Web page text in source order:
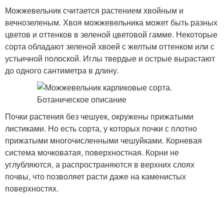
Можжевельник считается растением хвойным и
вечнозеленым. Хвоя можжевельника может быть разных
цветов и оттенков в зеленой цветовой гамме. Некоторые
сорта обладают зеленой хвоей с желтым оттенком или с
устьичной полоской. Иглы твердые и острые вырастают
до одного сантиметра в длину.
Почки растения без чешуек, окружены прижатыми
листиками. Но есть сорта, у которых почки с плотно
прижатыми многочисленными чешуйками. Корневая
система мочковатая, поверхностная. Корни не
углубляются, а распространяются в верхних слоях
почвы, что позволяет расти даже на каменистых
поверхностях.